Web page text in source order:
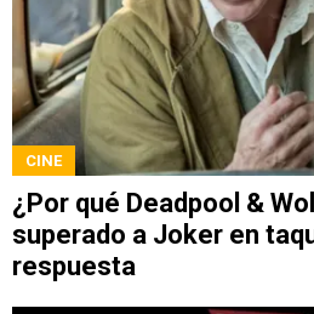
CINE
¿Por qué Deadpool &
superado a Joker en
respuesta